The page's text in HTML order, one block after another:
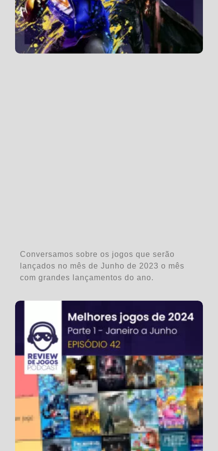
Conversamos sobre os jogos que serão
lançados no mês de Junho de 2023 o mês
com grandes lançamentos do ano.